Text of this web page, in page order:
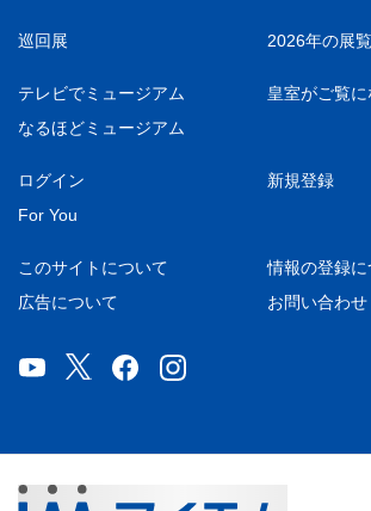
巡回展 2026年の展
テレビでミュージアム
皇室がご覧
なるほどミュージアム
ログイン
新規登録
For You
このサイトについて
情報の登録に
広告について
お問い合わせ